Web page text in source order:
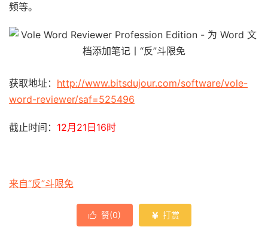
频等。
获取地址： http://www.bitsdujour.com/software/vole-
word-reviewer/saf=525496
截止时间： 12月21日16时
来自“反”斗限免
 赞(0)  打赏